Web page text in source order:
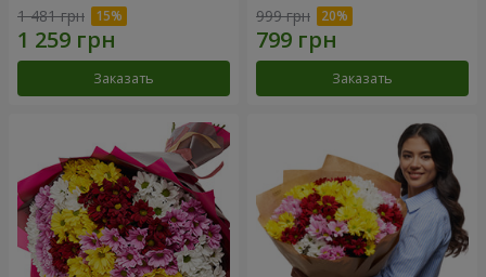
1 481 грн
Заказать
999 грн
Заказать